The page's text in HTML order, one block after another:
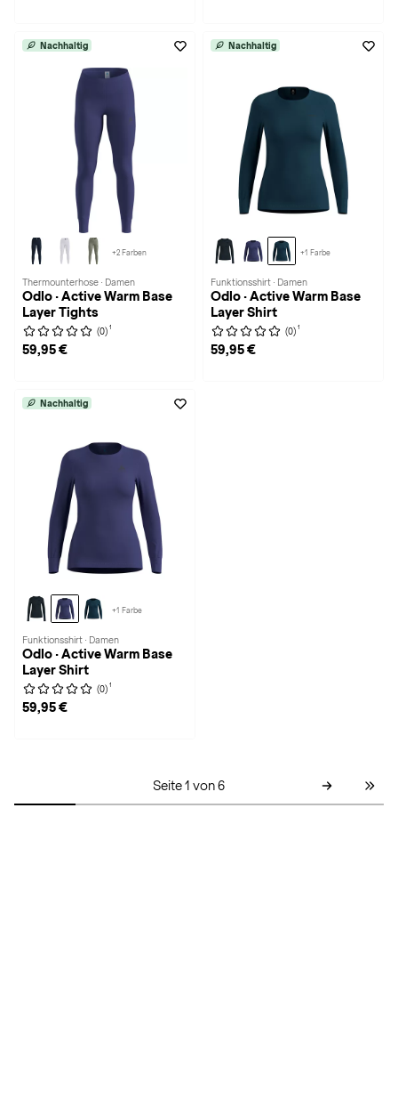
Nachhaltig
+2 Farben
Thermounterhose · Damen
Odlo · Active Warm Base
Layer Tights
(0) 1
59,95 €
Nachhaltig
+1 Farbe
Funktionsshirt · Damen
Odlo · Active Warm Base
Layer Shirt
(0) 1
59,95 €
Nachhaltig
+1 Farbe
Funktionsshirt · Damen
Odlo · Active Warm Base
Layer Shirt
(0) 1
59,95 €
Seite 1 von 6